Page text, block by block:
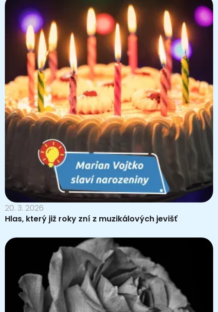
20. 3. 2026
Hlas, který již roky zní z muzikálových jevišť